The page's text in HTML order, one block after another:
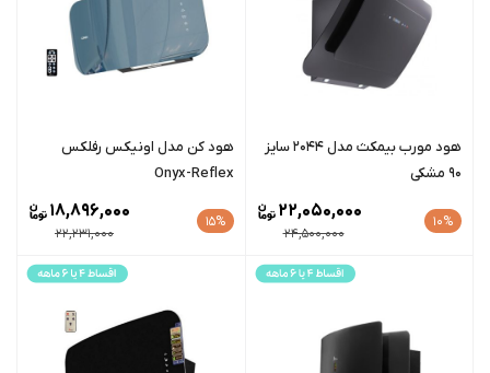
هود مورب بیمکث مدل 2044 سایز
90 مشکی
10%
24,500,000
22,050,000
هود کن مدل اونیکس رفلکس
Onyx-Reflex
15%
22,231,000
18,896,000